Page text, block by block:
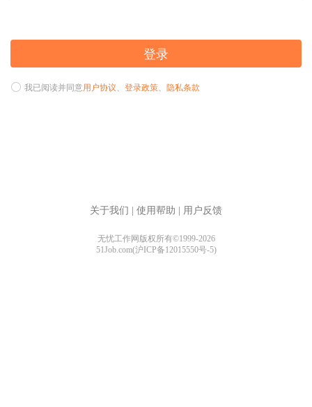
登录
我已阅读并同意用户协议、 登录政策、 隐私条款
关于我们 使用帮助 用户反馈
无忧工作网版权所有©1999-2026
51Job.com(沪ICP备12015550号-5)